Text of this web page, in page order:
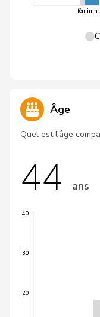
féminin
Âge
Quel est l'âge
44 ans
20
30
40